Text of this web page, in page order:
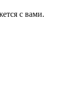
с вами.